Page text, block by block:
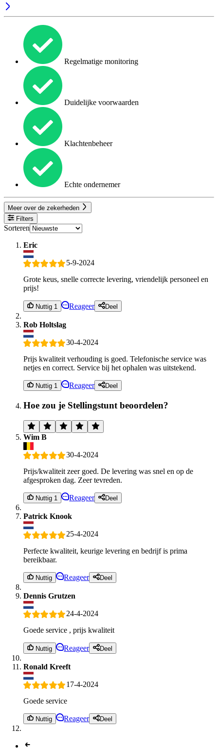
Regelmatige monitoring
Duidelijke voorwaarden
Klachtenbeheer
Echte ondernemer
Meer over de zekerheden
Filters
Sorteren
Eric
5-9-2024
Grote keus, snelle correcte levering, vriendelijk personeel en
prijs!
Nuttig 1 Reageer Deel
Rob Holtslag
30-4-2024
Prijs kwaliteit verhouding is goed. Telefonische service was
netjes en correct. Service bij het ophalen was uitstekend.
Nuttig 1 Reageer Deel
Hoe zou je Stellingstunt beoordelen?
Wim B
30-4-2024
Prijs/kwaliteit zeer goed. De levering was snel en op de
afgesproken dag. Zeer tevreden.
Nuttig 1 Reageer Deel
Patrick Knook
25-4-2024
Perfecte kwaliteit, keurige levering en bedrijf is prima
bereikbaar.
Nuttig Reageer Deel
Dennis Grutzen
24-4-2024
Goede service , prijs kwaliteit
Nuttig Reageer Deel
Ronald Kreeft
17-4-2024
Goede service
Nuttig Reageer Deel